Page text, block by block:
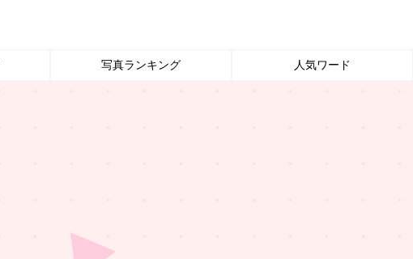
写真ランキング 人気ワード